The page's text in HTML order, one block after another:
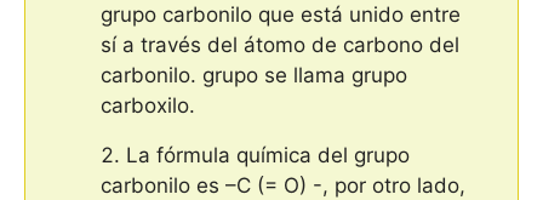
grupo carbonilo que está unido entre
sí a través del átomo de carbono del
carbonilo. grupo se llama grupo
carboxilo.
La fórmula química del grupo
carbonilo es –C (= O) -, por otro lado,